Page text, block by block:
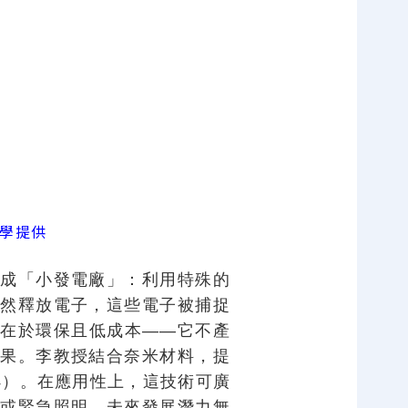
提供
「小發電廠」：利用特殊的
釋放電子，這些電子被捕捉
在於環保且低成本——它不產
。李教授結合奈米材料，提
。在應用性上，這技術可廣